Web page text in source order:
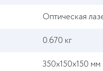
Оптическая
0.670 кг
350х150х150 мм